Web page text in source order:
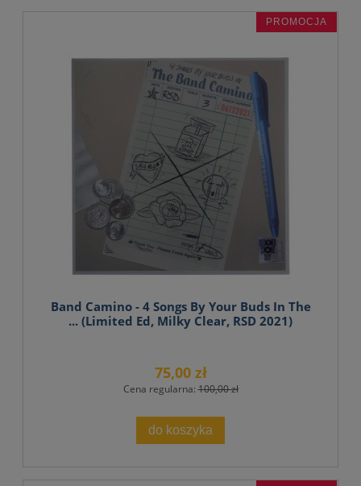
Band Camino - 4 Songs By Your Buds In The
... (Limited Ed, Milky Clear, RSD 2021)
75,00 zł
Cena regularna:100,00 zł
do koszyka
PROMOCJA